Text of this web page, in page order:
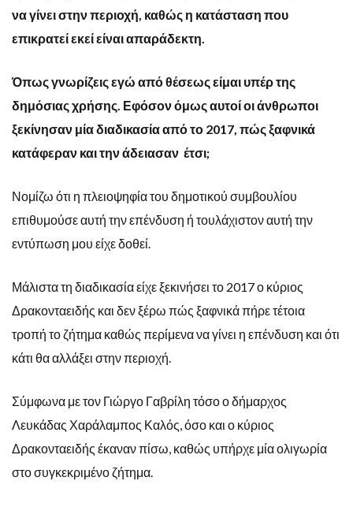
να γίνει στην περιοχή, καθώς η κατάσταση που
επικρατεί εκεί είναι απαράδεκτη.
Όπως γνωρίζεις εγώ από θέσεως είμαι υπέρ της
δημόσιας χρήσης. Εφόσον όμως αυτοί οι άνθρωποι
ξεκίνησαν μία διαδικασία από το 2017, πώς ξαφνικά
κατάφεραν και την άδειασαν έτσι;
Νομίζω ότι η πλειοψηφία του δημοτικού συμβουλίου
επιθυμούσε αυτή την επένδυση ή τουλάχιστον αυτή την
εντύπωση μου είχε δοθεί.
Μάλιστα τη διαδικασία είχε ξεκινήσει το 2017 ο κύριος
Δρακονταειδής και δεν ξέρω πώς ξαφνικά πήρε τέτοια
τροπή το ζήτημα καθώς περίμενα να γίνει η επένδυση και ότι
κάτι θα αλλάξει στην περιοχή.
Σύμφωνα με τον Γιώργο Γαβρίλη τόσο ο δήμαρχος
Λευκάδας Χαράλαμπος Καλός, όσο και ο κύριος
Δρακονταειδής έκαναν πίσω, καθώς υπήρχε μία ολιγωρία
στο συγκεκριμένο ζήτημα.